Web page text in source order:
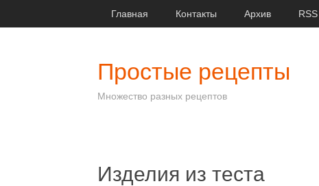
Главная Контакты Архив RSS
Простые рецепты
Множество разных рецептов
Изделия из теста